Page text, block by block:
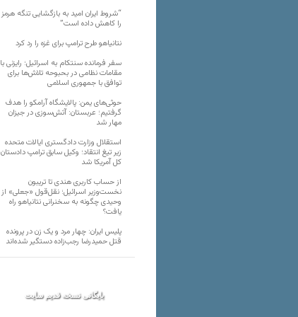
“شروط ایران امید به بازگشایی تنگه هرمز
را کاهش داده است”‌
نتانیاهو طرح ترامپ برای غزه را رد کرد
سفر فرمانده سنتکام به اسرائیل؛ رایزنی با
مقامات نظامی در بحبوحه تلاش‌ها برای
توافق با جمهوری اسلامی
حوثی‌های یمن: پالایشگاه آرامکو را هدف
گرفتیم؛ عربستان: آتش‌سوزی در جیزان
مهار شد
استقلال وزارت دادگستری ایالات متحده
زیر تیغ انتقاد‌؛ وکیل سابق ترامپ دادستان
کل آمریکا شد
از حساب کاربری هندی تا تریبون
نخست‌وزیر اسرائیل؛ نقل‌قول «جعلی» از
وحیدی چگونه به سخنرانی نتانیاهو راه
یافت؟
پلیس ایران: چهار مرد و یک زن در پرونده
قتل حمیدرضا رجب‌زاده دستگیر شده‌اند
بایگانی نسخه قدیم سایت